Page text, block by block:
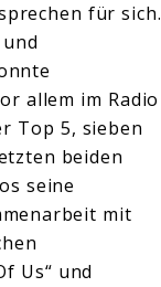
für sich.
allem im Radio
Top 5, sieben
beiden
seine
mit
Us“ und